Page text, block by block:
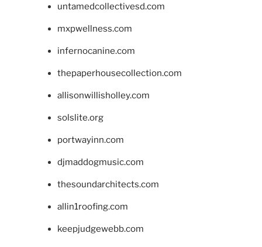
untamedcollectivesd.com
mxpwellness.com
infernocanine.com
thepaperhousecollection.com
allisonwillisholley.com
solslite.org
portwayinn.com
djmaddogmusic.com
thesoundarchitects.com
allin1roofing.com
keepjudgewebb.com